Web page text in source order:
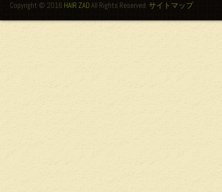
Copyright © 2016 HAIR ZADAll Rights Reserved. サイトマップ